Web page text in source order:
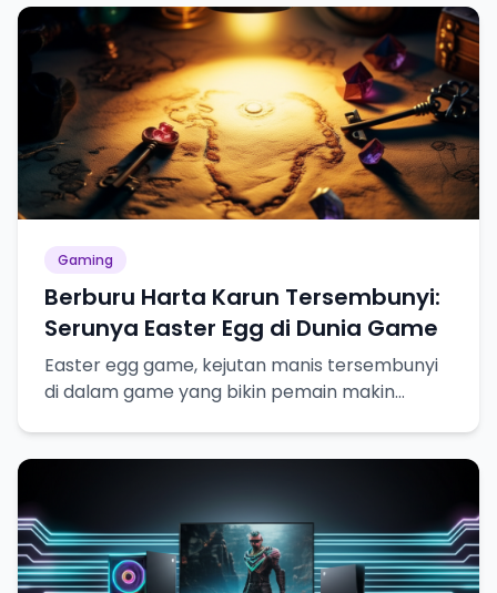
Gaming
Berburu Harta Karun Tersembunyi:
Serunya Easter Egg di Dunia Game
Easter egg game, kejutan manis tersembunyi
di dalam game yang bikin pemain makin